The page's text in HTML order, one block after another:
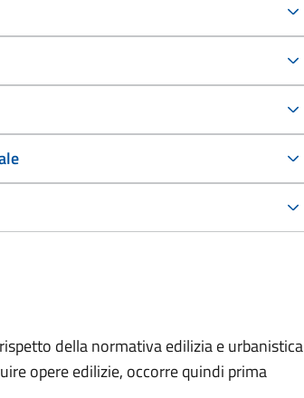
della normativa edilizia e urbanistica
opere edilizie, occorre quindi prima